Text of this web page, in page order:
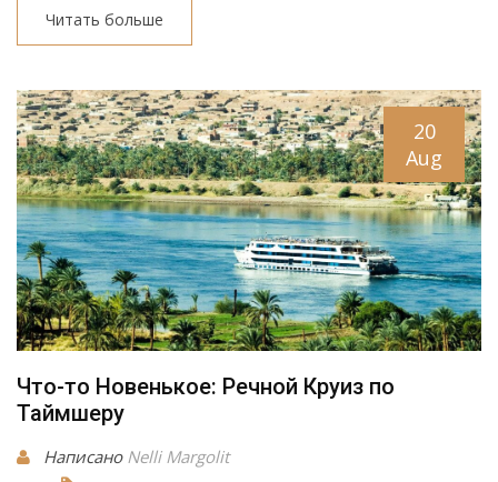
Читать больше
20
Aug
Что-то Новенькое: Речной Круиз по
Таймшеру
Написано Nelli Margolit